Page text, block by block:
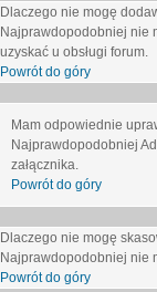
Dlaczego nie mogę
Najprawdopodobniej nie
uzyskać u obsługi forum.
Powrót do góry
Mam odpowiednie
Najprawdopodobniej
załącznika.
Powrót do góry
Dlaczego nie mogę
Najprawdopodobniej nie
Powrót do góry